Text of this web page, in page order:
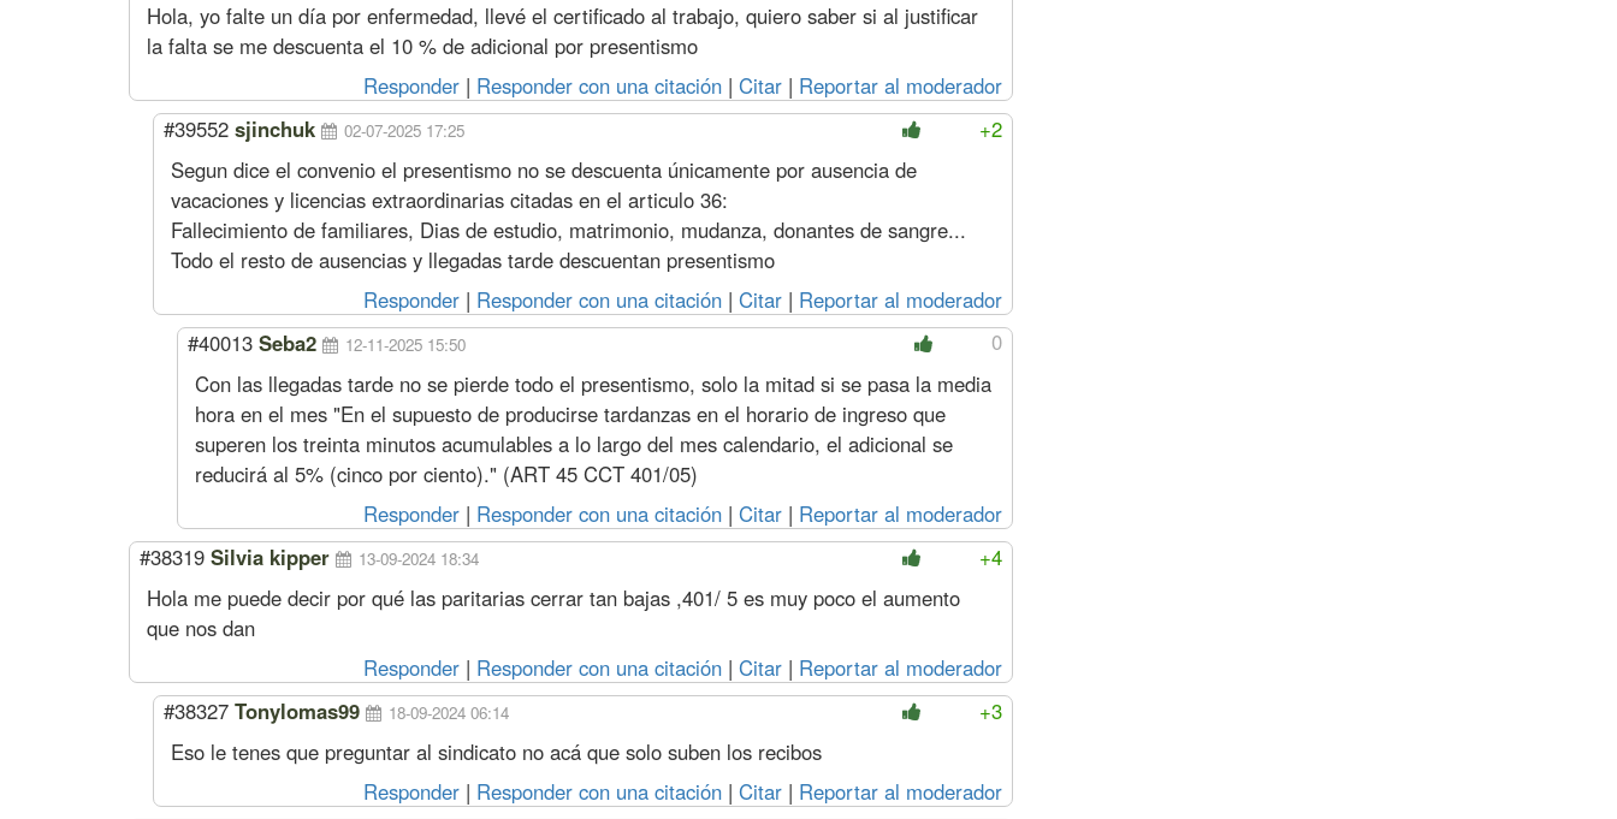
Hola, yo falte un día por enfermedad, llevé el certificado al trabajo, quiero saber si al justificar
la falta se me descuenta el 10 % de adicional por presentismo
Responder | Responder con una citación | Citar | Reportar al moderador
+2
#39552 sjinchuk 02-07-2025 17:25
Segun dice el convenio el presentismo no se descuenta únicamente por ausencia de
vacaciones y licencias extraordinarias citadas en el articulo 36:
Fallecimiento de familiares, Dias de estudio, matrimonio, mudanza, donantes de sangre...
Todo el resto de ausencias y llegadas tarde descuentan presentismo
Responder | Responder con una citación | Citar | Reportar al moderador
0
#40013 Seba2 12-11-2025 15:50
Con las llegadas tarde no se pierde todo el presentismo, solo la mitad si se pasa la media
hora en el mes "En el supuesto de producirse tardanzas en el horario de ingreso que
superen los treinta minutos acumulables a lo largo del mes calendario, el adicional se
reducirá al 5% (cinco por ciento)." (ART 45 CCT 401/05)
Responder | Responder con una citación | Citar | Reportar al moderador
+4
#38319 Silvia kipper 13-09-2024 18:34
Hola me puede decir por qué las paritarias cerrar tan bajas ,401/ 5 es muy poco el aumento
que nos dan
Responder | Responder con una citación | Citar | Reportar al moderador
+3
#38327 Tonylomas99 18-09-2024 06:14
Eso le tenes que preguntar al sindicato no acá que solo suben los recibos
Responder | Responder con una citación | Citar | Reportar al moderador